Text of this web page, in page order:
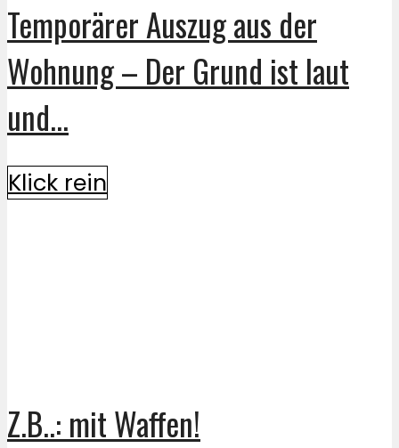
Temporärer Auszug aus der
Wohnung – Der Grund ist laut
und...
Klick rein
Z.B..: mit Waffen!